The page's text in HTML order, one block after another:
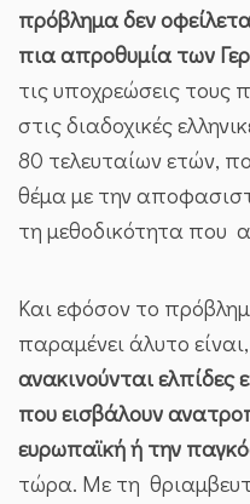
πρόβλημα δεν
πια απροθυμία των
τις υποχρεώσεις τους
στις διαδοχικές
80 τελευταίων ετών,
θέμα με την
τη μεθοδικότητα που
Και εφόσον το
παραμένει άλυτο
ανακινούνται
που εισβάλουν
ευρωπαϊκή ή την
τώρα. Με τη